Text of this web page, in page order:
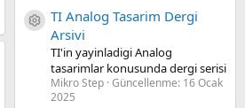
Kaynak ikon/amblem
TI Analog Tasarim Dergi
Arsivi
TI'in yayinladigi Analog
tasarimlar konusunda dergi serisi
Mikro Step Güncellenme: 16 Ocak
2025